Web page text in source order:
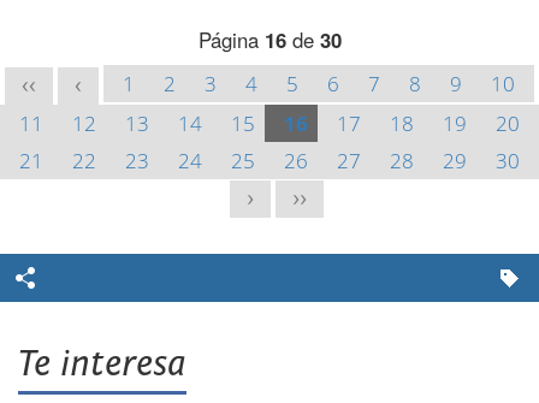
Página 16de 30
<< < 1 2 3 4 5 6 7 8 9
10
11
12 13 14 15 16 17 18 19
20
21
22 23 24 25 26 27 28 29 30
> >>
Te interesa